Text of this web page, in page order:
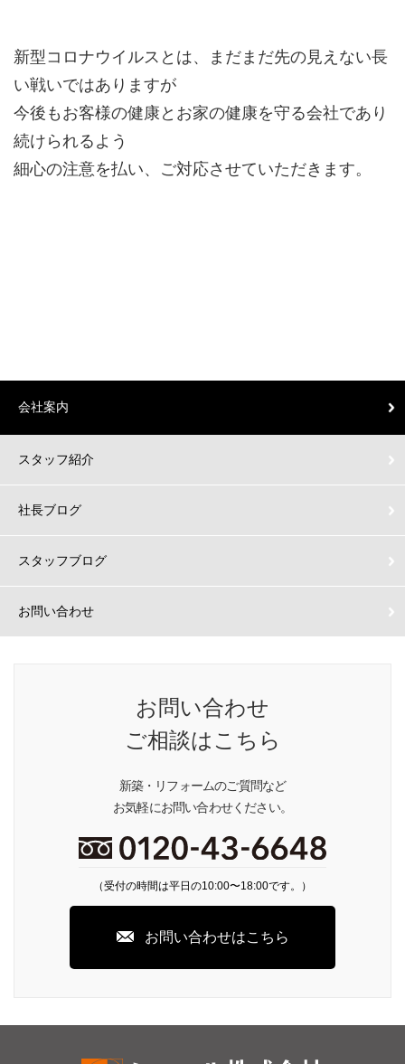
新型コロナウイルスとは、まだまだ先の見えない長
い戦いではありますが
今後もお客様の健康とお家の健康を守る会社であり
続けられるよう
細心の注意を払い、ご対応させていただきます。
会社案内
スタッフ紹介
社長ブログ
スタッフブログ
お問い合わせ
お問い合わせ
ご相談はこちら
新築・リフォームのご質問など
お気軽にお問い合わせください。
（受付の時間は平日の10:00〜18:00です。）
お問い合わせはこちら